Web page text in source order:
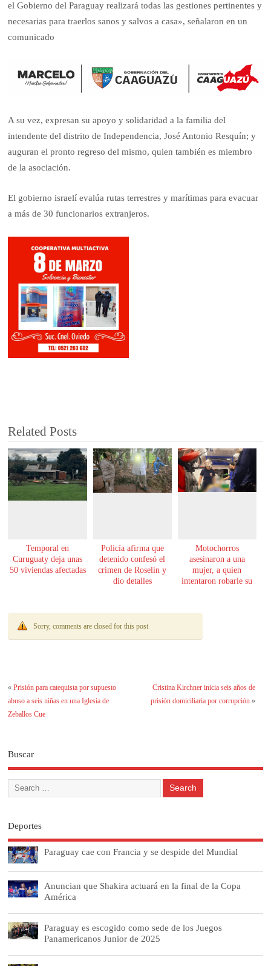
el Gobierno del Paraguay realizará todas las gestiones pertinentes y
necesarias para traerlos sanos y salvos a casa», señalaron en un
comunicado
A su vez, expresan su apoyo y solidaridad a la familia del
intendente del distrito de Independencia, José Antonio Resquín; y
auguran el pronto regreso del mismo, quien también es miembro
de la asociación.
El gobierno israelí evalúa rutas terrestres y marítimas para evacuar
a más de 30 funcionarios extranjeros.
Related Posts
Temporal en
Curuguaty deja unas
50 viviendas afectadas
Policía afirma que
detenido confesó el
crimen de Roselín y
dio detalles
Motochorros
asesinaron a una
mujer, a quien
intentaron robarle su
Sorry, comments are closed for this post
«Prisión para catequista por supuesto
abuso a seis niñas en una Iglesia de
Zeballos Cue
Cristina Kirchner inicia seis años de
prisión domiciliaria por corrupción»
Buscar
Deportes
Paraguay cae con Francia y se despide del Mundial
Anuncian que Shakira actuará en la final de la Copa
América
Paraguay es escogido como sede de los Juegos
Panamericanos Junior de 2025